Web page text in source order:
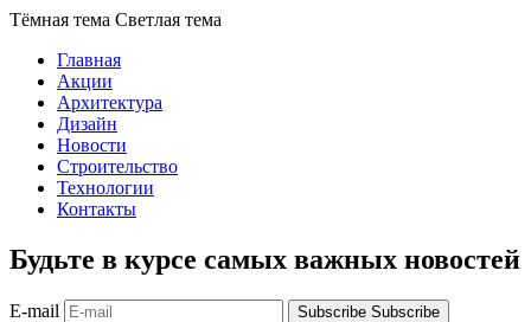
Тёмная тема Светлая тема
Главная
Акции
Архитектура
Дизайн
Новости
Строительство
Технологии
Контакты
Будьте в курсе самых важных новостей
E-mail Subscribe Subscribe